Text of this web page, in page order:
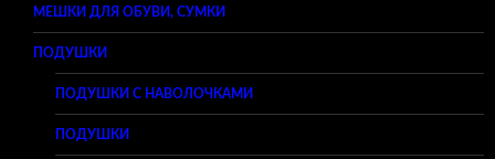
МЕШКИ ДЛЯ ОБУВИ, СУМКИ
ПОДУШКИ
ПОДУШКИ С НАВОЛОЧКАМИ
ПОДУШКИ